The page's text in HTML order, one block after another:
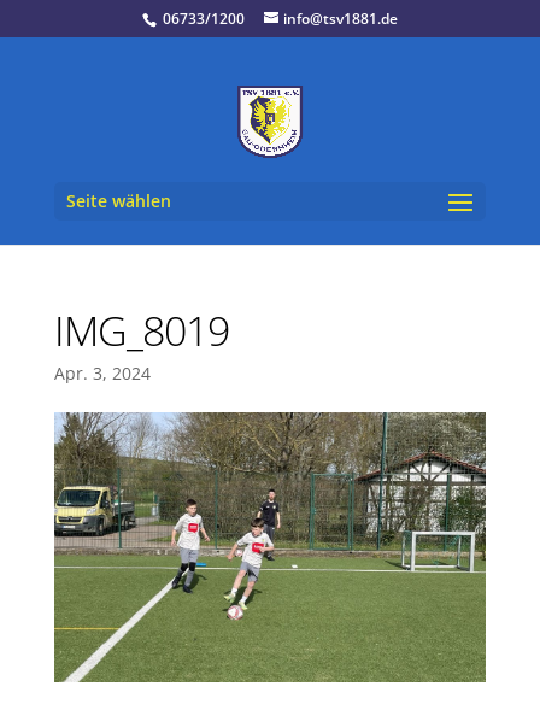
06733/1200 info@tsv1881.de
Seite wählen
IMG_8019
Apr. 3, 2024